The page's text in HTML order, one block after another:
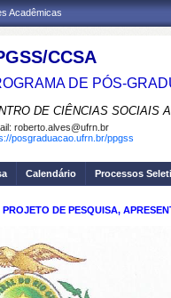
Acadêmicas
CCSA
DE PÓS-
DE CIÊNCIAS SOCIAIS
roberto.alves@ufrn.br
posgraduacao.ufrn.br/ppgss
Calendário Processos
DE PESQUISA,